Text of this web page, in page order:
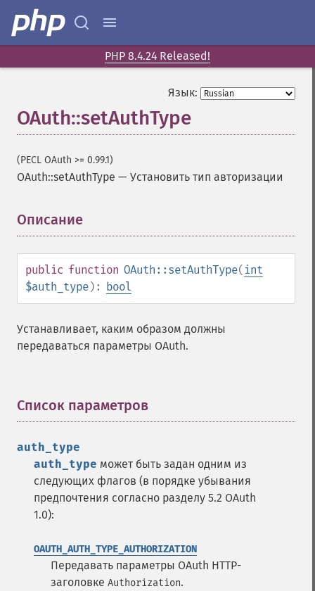
PHP 8.4.24 Released!
Язык:
OAuth::setAuthType
(PECL OAuth >= 0.99.1)
OAuth::setAuthType — Установить тип авторизации
Описание
public function OAuth::setAuthType( int
$auth_type): bool
Устанавливает, каким образом должны
передаваться параметры OAuth.
Список параметров
auth_type
auth_type может быть задан одним из
следующих флагов (в порядке убывания
предпочтения согласно разделу 5.2 OAuth
1.0):
OAUTH_AUTH_TYPE_AUTHORIZATION
Передавать параметры OAuth HTTP-
заголовке Authorization.